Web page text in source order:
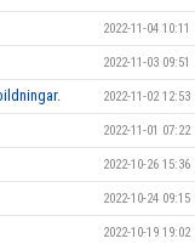
2022-11-04 10:11
2022-11-03 09:51
2022-11-02 12:53
2022-11-01 07:22
2022-10-26 15:36
2022-10-24 09:15
2022-10-19 19:02